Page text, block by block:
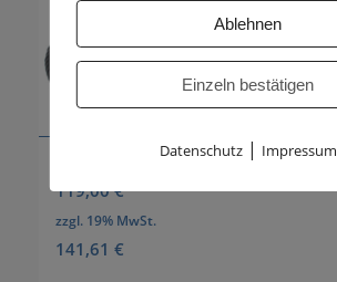
119,00€
zzgl. 19% MwSt.
141,61 €
Ablehnen
Einzeln bestätigen
Datenschutz| Impressum